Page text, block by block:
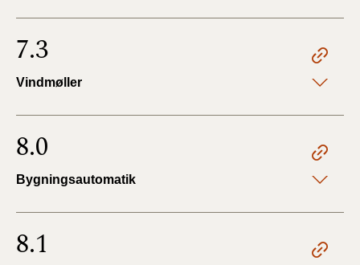
7.3
Vindmøller
8.0
Bygningsautomatik
8.1